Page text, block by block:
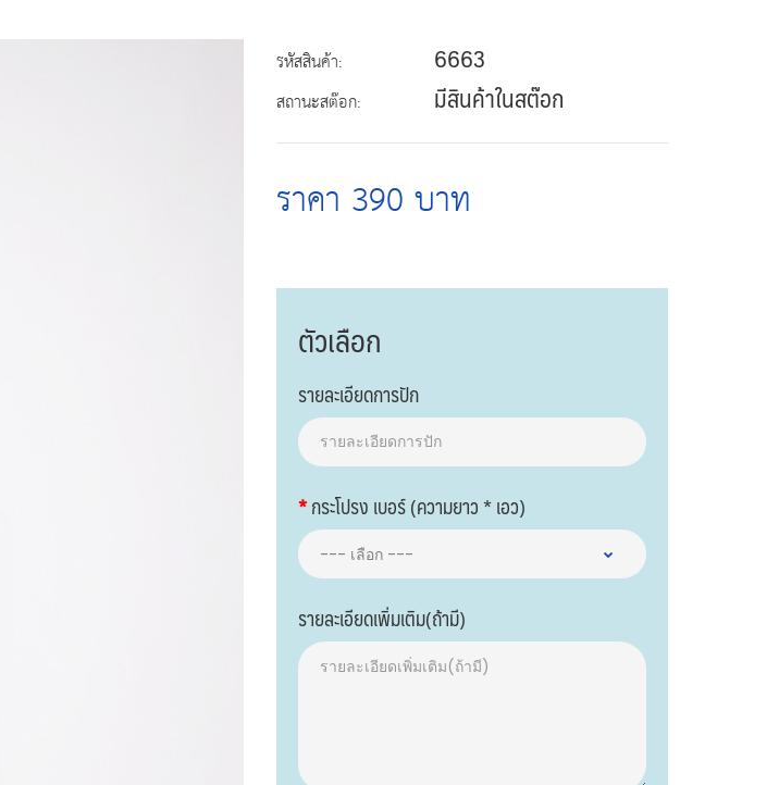
รหัสสินค้า: 6663
สถานะสต๊อก: มีสินค้าในสต๊อก
ราคา 390 บาท
ตัวเลือก
รายละเอียดการปัก
กระโปรง เบอร์ (ความยาว * เอว)
รายละเอียดเพิ่มเติม(ถ้ามี)